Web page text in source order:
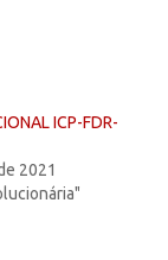
ICP-FDR-
2021